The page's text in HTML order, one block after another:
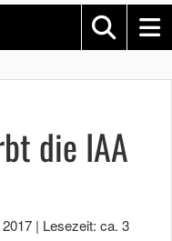
die IAA
| Lesezeit: ca. 3